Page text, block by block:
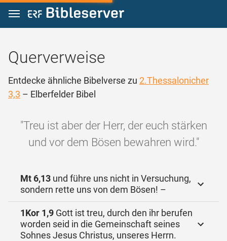
Zum Inhalt springen
Querverweise
Entdecke ähnliche Bibelverse zu 2.Thessalonicher
3,3 – Elberfelder Bibel
"Treu ist aber der Herr, der euch stärken
und vor dem Bösen bewahren wird."
Mt 6,13 und führe uns nicht in Versuchung,
sondern rette uns von dem Bösen! –
1Kor 1,9 Gott ist treu, durch den ihr berufen
worden seid in die Gemeinschaft seines
Sohnes Jesus Christus, unseres Herrn.